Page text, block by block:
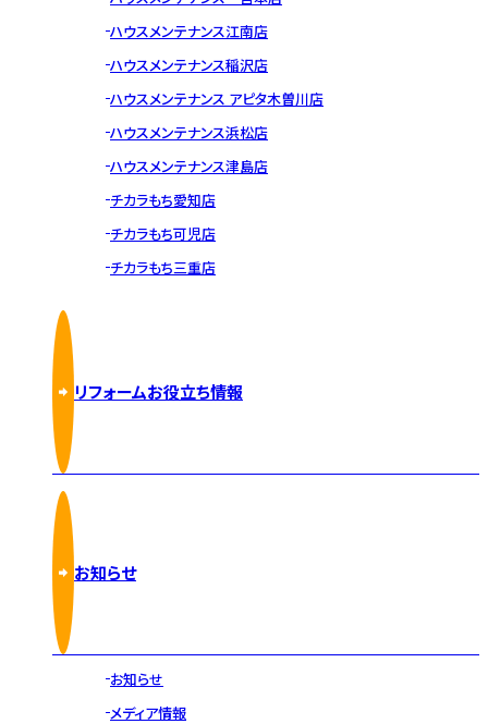
ハウスメンテナンス江南店
ハウスメンテナンス稲沢店
ハウスメンテナンス アピタ木曽川店
ハウスメンテナンス浜松店
ハウスメンテナンス津島店
チカラもち愛知店
チカラもち可児店
チカラもち三重店
リフォームお役立ち情報
お知らせ
お知らせ
メディア情報